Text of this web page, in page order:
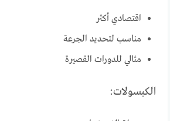
اقتصادي أكثر
مناسب لتحديد الجرعة
مثالي للدورات القصيرة
الكبسولات: